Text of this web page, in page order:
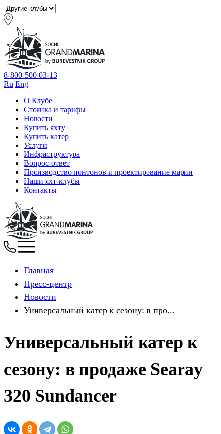
8-800-500-03-13
Ru Eng
О Клубе
Стоянка и тарифы
Новости
Купить яхту
Купить катер
Услуги
Инфраструктура
Вопрос-ответ
Производство понтонов и проектирование марин
Наши яхт-клубы
Контакты
Главная
Пресс-центр
Новости
Универсальный катер к сезону: в про...
Универсальный катер к
сезону: в продаже Searay
320 Sundancer